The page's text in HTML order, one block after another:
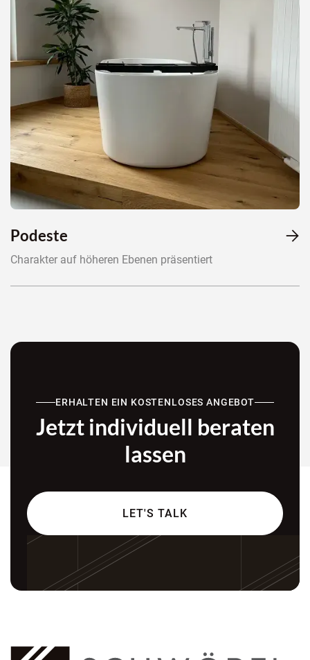
Podeste 
Charakter auf höheren Ebenen präsentiert
ERHALTEN EIN KOSTENLOSES ANGEBOT
Jetzt individuell beraten
lassen
LET'S TALK